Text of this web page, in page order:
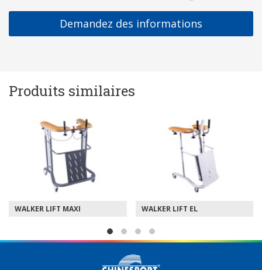
Demandez des informations
Produits similaires
WALKER LIFT MAXI WALKER LIFT EL